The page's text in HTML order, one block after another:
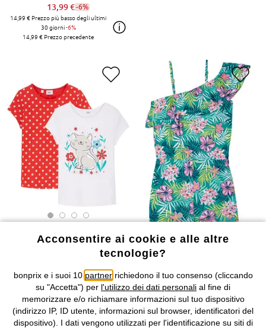
13,99 €-6%
14,99 €Prezzo più basso degli ultimi
30 giorni-6%
14,99 €Prezzo precedente
SCONTI
T-shirt in puro cotone biologico
(pacco da 2)
8,98 € 14,98 € -40%
2 Pezzi | 4,49 € / Pezzo
Tuta monospalla in puro cotone
biologico
17,99 €
Acconsentire ai cookie e alle altre
tecnologie?
bonprix e i suoi 10 partnerrichiedono il tuo consenso (cliccando
su "Accetta") per l'utilizzo dei dati personali al fine di
memorizzare e/o richiamare informazioni sul tuo dispositivo
(indirizzo IP, ID utente, informazioni sul browser, identificatori del
dispositivo). I dati vengono utilizzati per l'identificazione su siti di